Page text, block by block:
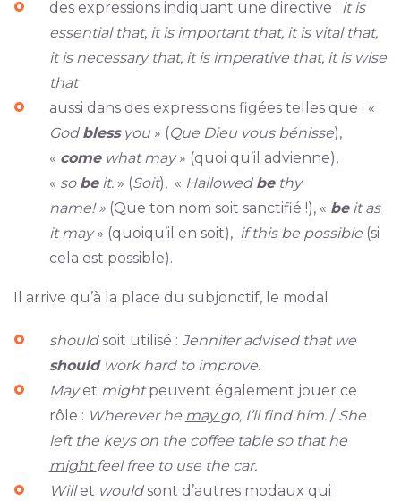
des expressions indiquant une directive : it is
essential that, it is important that, it is vital that,
it is necessary that, it is imperative that, it is wise
that
aussi dans des expressions figées telles que : «
God blessyou » (Que Dieu vous bénisse),
« comewhat may» (quoi qu’il advienne),
« so beit.» (Soit), « Hallowed bethy
name! » (Que ton nom soit sanctifié !), « beit as
it may» (quoiqu’il en soit), if this be possible (si
cela est possible).
Il arrive qu’à la place du subjonctif, le modal
shouldsoit utilisé : Jennifer advised that we
should work hard to improve.
Mayet mightpeuvent également jouer ce
rôle : Wherever he maygo, I’ll find him./ She
left the keys on the coffee table so that he
might feel free to use the car.
Willet wouldsont d’autres modaux qui